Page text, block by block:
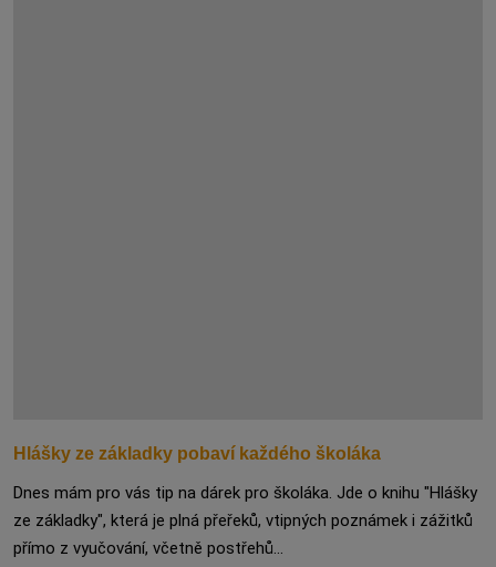
Hlášky ze základky pobaví každého školáka
Dnes mám pro vás tip na dárek pro školáka. Jde o knihu "Hlášky
ze základky", která je plná přeřeků, vtipných poznámek i zážitků
přímo z vyučování, včetně postřehů...